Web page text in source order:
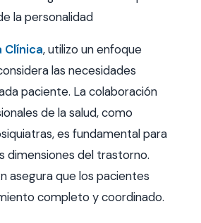
la personalidad
Clínica, utilizo un enfoque
las necesidades
paciente. La colaboración
de la salud, como
es fundamental para
dimensiones del trastorno.
asegura que los pacientes
completo y coordinado.